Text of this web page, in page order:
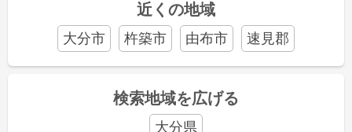
近くの地域
大分市 杵築市 由布市 速見郡
検索地域を広げる
大分県